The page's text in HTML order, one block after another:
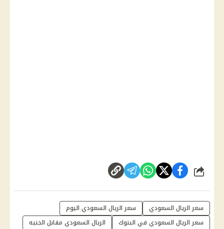
شارك
سعر الريال السعودي
سعر الريال السعودي اليوم
سعر الريال السعودي في البنوك
الريال السعودي مقابل الجنيه